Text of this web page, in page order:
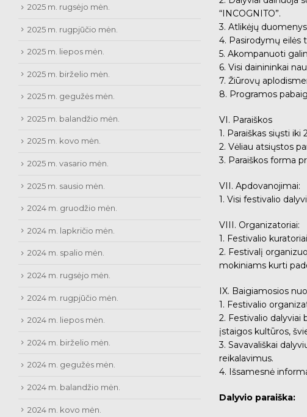
“INCOGNITO”.
3. Atlikėjų
4. Pasirodymų eilės
5. Akompanuoti
6. Visi dainininkai
7. Žiūrovų
8. Programos
VI. Paraiškos
1. Paraiškas siųsti
2. Vėliau atsiųstos
3. Paraiškos forma
VII. Apdovanojimai:
1. Visi festivalio
VIII. Organizatoriai:
1. Festivalio
2. Festivalį
mokiniams kurti
IX. Baigiamosios
1. Festivalio
2. Festivalio
įstaigos kultūros,
3. Savavališkai
reikalavimus.
4. Išsamesnė
Dalyvio paraiška:
2025 m. rugsėjo mėn.
2025 m. rugpjūčio mėn.
2025 m. liepos mėn.
2025 m. birželio mėn.
2025 m. gegužės mėn.
2025 m. balandžio mėn.
2025 m. kovo mėn.
2025 m. vasario mėn.
2025 m. sausio mėn.
2024 m. gruodžio mėn.
2024 m. lapkričio mėn.
2024 m. spalio mėn.
2024 m. rugsėjo mėn.
2024 m. rugpjūčio mėn.
2024 m. liepos mėn.
2024 m. birželio mėn.
2024 m. gegužės mėn.
2024 m. balandžio mėn.
2024 m. kovo mėn.